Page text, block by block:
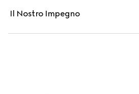
Il Nostro Impegno